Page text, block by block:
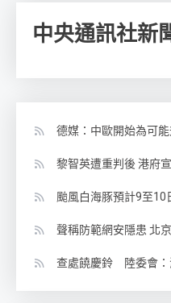
中央通訊社新
德媒：中歐開始為可
黎智英遭重判後 港府
颱風白海豚預計9至10
聲稱防範網安隱患 北
查處饒慶鈴 陸委會：